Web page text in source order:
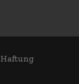
Haftung